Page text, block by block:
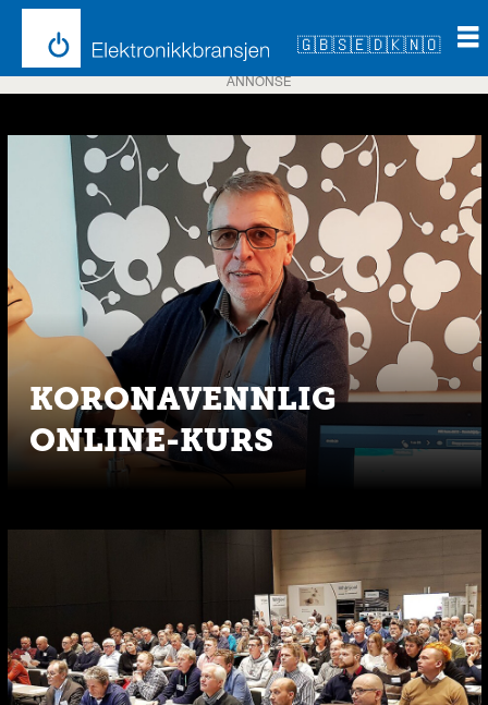
🇬🇧🇸🇪🇩🇰🇳🇴
Emne:
ANNONSE
KORONAVENNLIG
ONLINE-KURS